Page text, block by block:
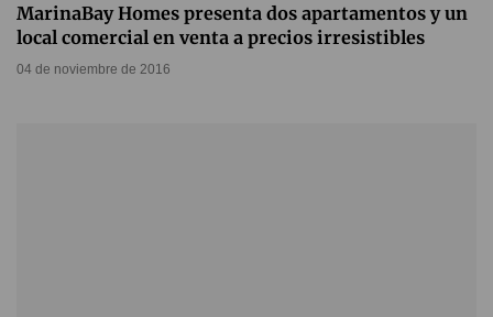
MarinaBay Homes presenta dos apartamentos y un
local comercial en venta a precios irresistibles
04 de noviembre de 2016